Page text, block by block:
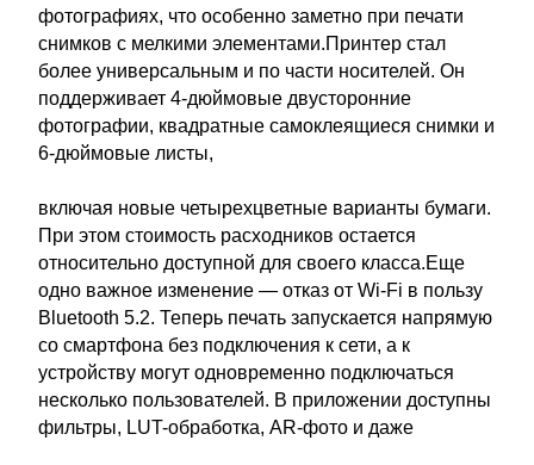
фотографиях, что особенно заметно при печати
снимков с мелкими элементами.Принтер стал
более универсальным и по части носителей. Он
поддерживает 4-дюймовые двусторонние
фотографии, квадратные самоклеящиеся снимки и
6-дюймовые листы,
включая новые четырехцветные варианты бумаги.
При этом стоимость расходников остается
относительно доступной для своего класса.Еще
одно важное изменение — отказ от Wi-Fi в пользу
Bluetooth 5.2. Теперь печать запускается напрямую
со смартфона без подключения к сети, а к
устройству могут одновременно подключаться
несколько пользователей. В приложении доступны
фильтры, LUT-обработка, AR-фото и даже